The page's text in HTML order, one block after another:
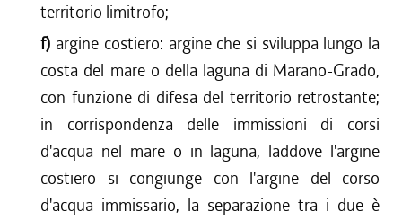
territorio limitrofo;
f) argine costiero: argine che si sviluppa lungo la
costa del mare o della laguna di Marano-Grado,
con funzione di difesa del territorio retrostante;
in corrispondenza delle immissioni di corsi
d'acqua nel mare o in laguna, laddove l'argine
costiero si congiunge con l'argine del corso
d'acqua immissario, la separazione tra i due è